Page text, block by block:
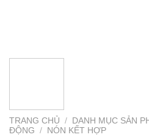
TRANG CHỦ / DANH MỤC SẢN
ĐỘNG
/ NÓN KẾT HỢP